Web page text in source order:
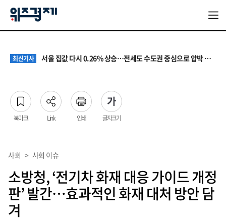
최신기사 서울 집값 다시 0.26% 상승…전세도 수도권 중심으로 압박 커져
최신기사 원·하청 교섭 갈등에 안전 지원 위축까지… 노란봉투법 불확실성 해법은
최신기사 청소년 혐오 표현, '처벌과 낙인'에서 '교양과 상식'으로
북마크 Link 인쇄 글자크기
사회 > 사회 이슈
소방청, ‘전기차 화재 대응 가이드 개정
판’ 발간…효과적인 화재 대처 방안 담
겨